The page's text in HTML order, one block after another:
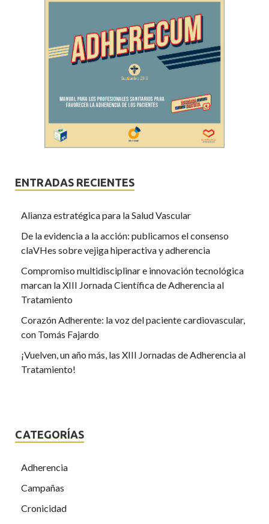
ENTRADAS RECIENTES
Alianza estratégica para la Salud Vascular
De la evidencia a la acción: publicamos el consenso
claVHes sobre vejiga hiperactiva y adherencia
Compromiso multidisciplinar e innovación tecnológica
marcan la XIII Jornada Científica de Adherencia al
Tratamiento
Corazón Adherente: la voz del paciente cardiovascular,
con Tomás Fajardo
¡Vuelven, un año más, las XIII Jornadas de Adherencia al
Tratamiento!
CATEGORÍAS
Adherencia
Campañas
Cronicidad